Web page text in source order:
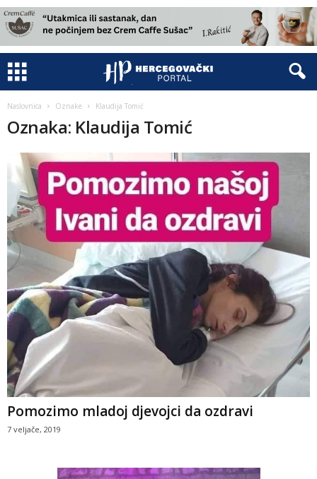
Naslovnica Oznake Klaudija Tomić
Oznaka: Klaudija Tomić
Pomozimo mladoj djevojci da ozdravi
7 veljače, 2019